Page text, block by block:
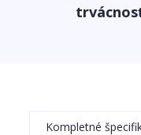
Kompletné